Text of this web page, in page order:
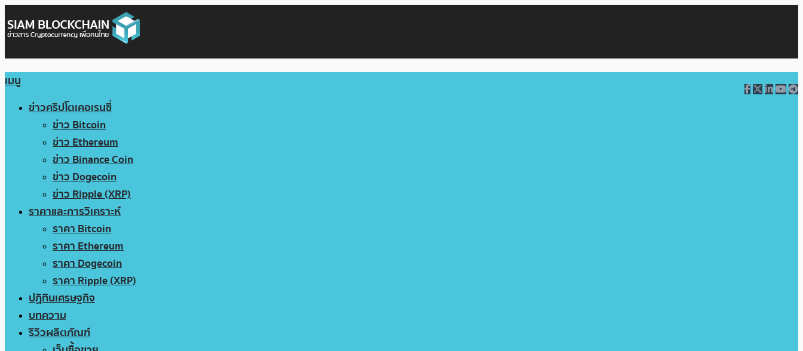
เมนู
ข่าวคริปโตเคอเรนซี่
ข่าว Bitcoin
ข่าว Ethereum
ข่าว Binance Coin
ข่าว Dogecoin
ข่าว Ripple (XRP)
ราคาและการวิเคราะห์
ราคา Bitcoin
ราคา Ethereum
ราคา Dogecoin
ราคา Ripple (XRP)
ปฏิทินเศรษฐกิจ
บทความ
รีวิวผลิตภัณฑ์